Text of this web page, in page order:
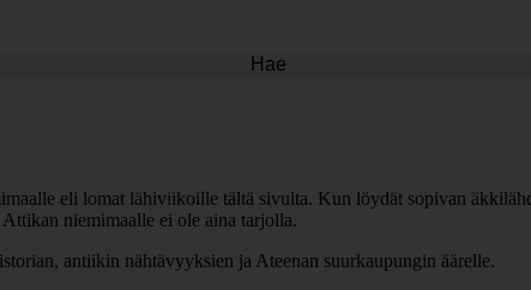
Hae
eli lomat lähiviikoille tältä sivulta. Kun löydät sopivan
niemimaalle ei ole aina tarjolla.
antiikin nähtävyyksien ja Ateenan suurkaupungin äärelle.